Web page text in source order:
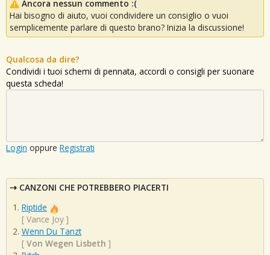
Ancora nessun commento :(
Hai bisogno di aiuto, vuoi condividere un consiglio o vuoi
semplicemente parlare di questo brano? Inizia la discussione!
Qualcosa da dire?
Condividi i tuoi schemi di pennata, accordi o consigli per suonare
questa scheda!
Login oppure Registrati
CANZONI CHE POTREBBERO PIACERTI
Riptide
[ Vance Joy ]
Wenn Du Tanzt
[ Von Wegen Lisbeth ]